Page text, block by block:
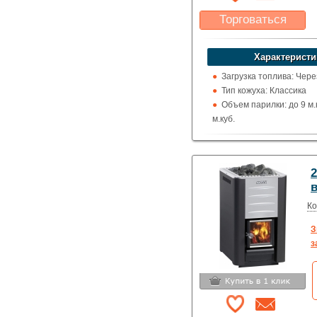
Торговаться
Какая цена Вас
устроит?
Указать цену
Загрузка топлива:
Тип кожуха: Классика
Объем парилки: до 9
м.куб.
Дверца: Со стеклом
Топка (материал):
Использование: Для
Производитель: